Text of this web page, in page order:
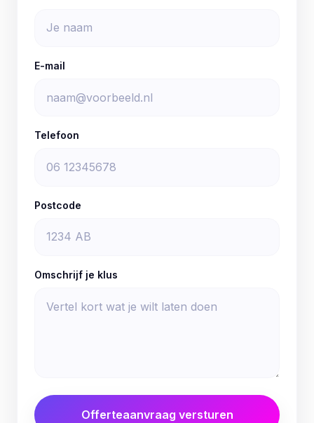
E-mail
Telefoon
Postcode
Omschrijf je klus
Offerteaanvraag versturen